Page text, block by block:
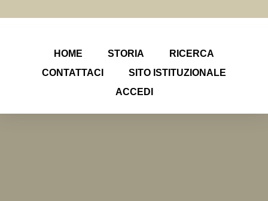
HOME STORIA
RICERCA
CONTATTACI
SITO ISTITUZIONALE
ACCEDI